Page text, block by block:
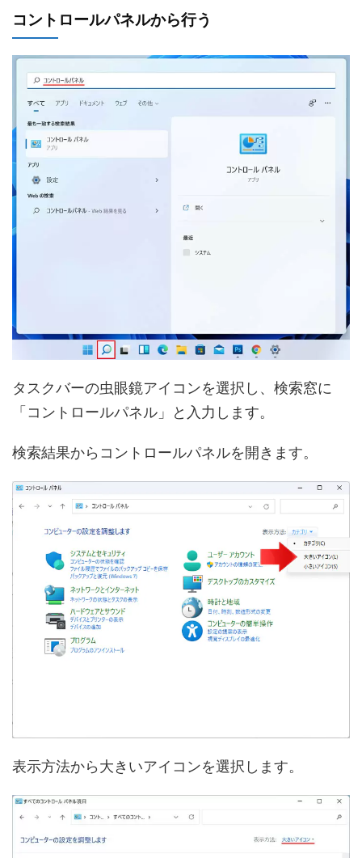
コントロールパネルから行う
タスクバーの虫眼鏡アイコンを選択し、検索窓に
「コントロールパネル」と入力します。
検索結果からコントロールパネルを開きます。
表示方法から大きいアイコンを選択します。